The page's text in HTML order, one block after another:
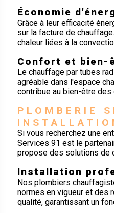
Économie
Grâce à leur efficacité
sur la facture de
chaleur liées à la
Confort et bien-
Le chauffage par tubes
agréable dans l'espace
contribue au bien-être des
PLOMBERIE
Si vous recherchez une
Services 91 est le
propose des solutions de
Installation
Nos plombiers
normes en vigueur et des
qualité, garantissant un